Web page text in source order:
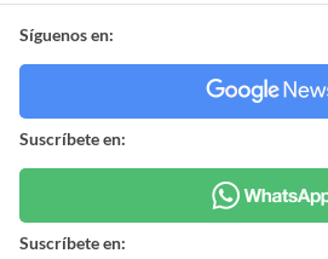
Síguenos en:
Suscríbete en:
Suscríbete en: